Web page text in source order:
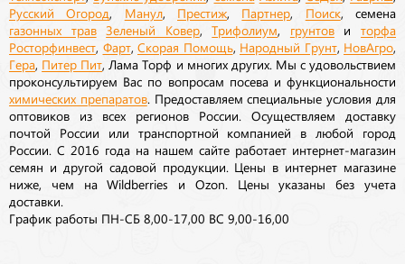
Русский Огород Манул, Престиж Партнер Поиск, семена
газонных трав Зеленый Ковер,Трифолиум грунтовиторфа
Росторфинвест Фарт, Скорая Помощь Народный Грунт, НовАгро
Гера Питер Пит , Лама Торф и многих других. Мы с удовольствием
проконсультируем Вас по вопросам посева и функциональности
химических препаратов. Предоставляем специальные условия для
оптовиков из всех регионов России. Осуществляем доставку
почтой России или транспортной компанией в любой город
России. С 2016 года на нашем сайте работает интернет-магазин
семян и другой садовой продукции. Цены в интернет магазине
ниже, чем на Wildberries и Ozon. Цены указаны без учета
доставки.
График работы ПН-СБ 8,00-17,00 ВС 9,00-16,00